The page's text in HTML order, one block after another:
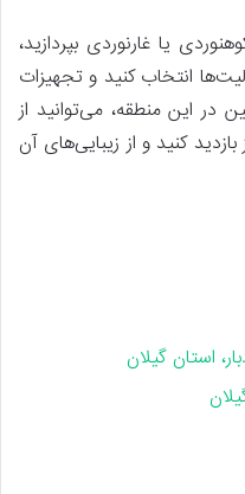
یا غارنوردی بپردازید،
انتخاب کنید و تجهیزات
در این منطقه، می‌توانید از
کنید و از زیبایی‌های آن
استان گیلان